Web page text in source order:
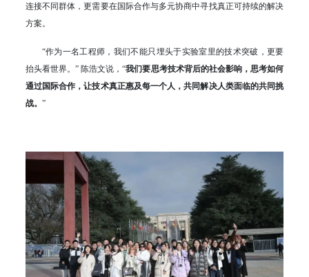
连接不同群体，更需要在国际合作与多元协商中寻找真正可持续的解决
方案。
“作为一名工程师，我们不能只埋头于实验室里的技术突破，更要
抬头看世界。” 陈浩文说，“我们要思考技术背后的社会影响，思考如何
通过国际合作，让技术真正惠及每一个人，共同解决人类面临的共同挑
战。 ”